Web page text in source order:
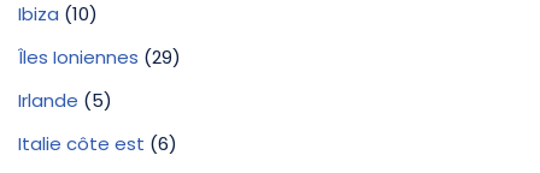
Ibiza (10)
Îles Ioniennes (29)
Irlande (5)
Italie côte est (6)